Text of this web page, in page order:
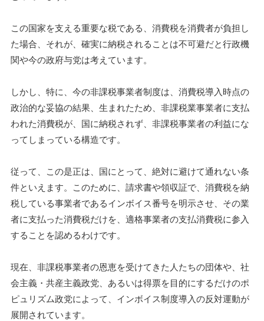
この国家を支える重要な税である、消費税を消費者が負担し
た場合、それが、確実に納税されることは不可避だと行政機
関や今の政府与党は考えています。
しかし、特に、今の非課税事業者制度は、消費税導入時点の
政治的な妥協の結果、生まれたため、非課税業事業者に支払
われた消費税が、国に納税されず、非課税事業者の利益にな
ってしまっている構造です。
従って、この是正は、国にとって、絶対に避けて通れない条
件といえます。このために、請求書や領収証で、消費税を納
税している事業者であるインボイス番号を明示させ、その業
者に支払った消費税だけを、適格事業者の支払消費税に参入
することを認めるわけです。
現在、非課税事業者の恩恵を受けてきた人たちの団体や、社
会主義・共産主義政党、あるいは得票を目的にするだけのポ
ピュリズム政党によって、インボイス制度導入の反対運動が
展開されています。